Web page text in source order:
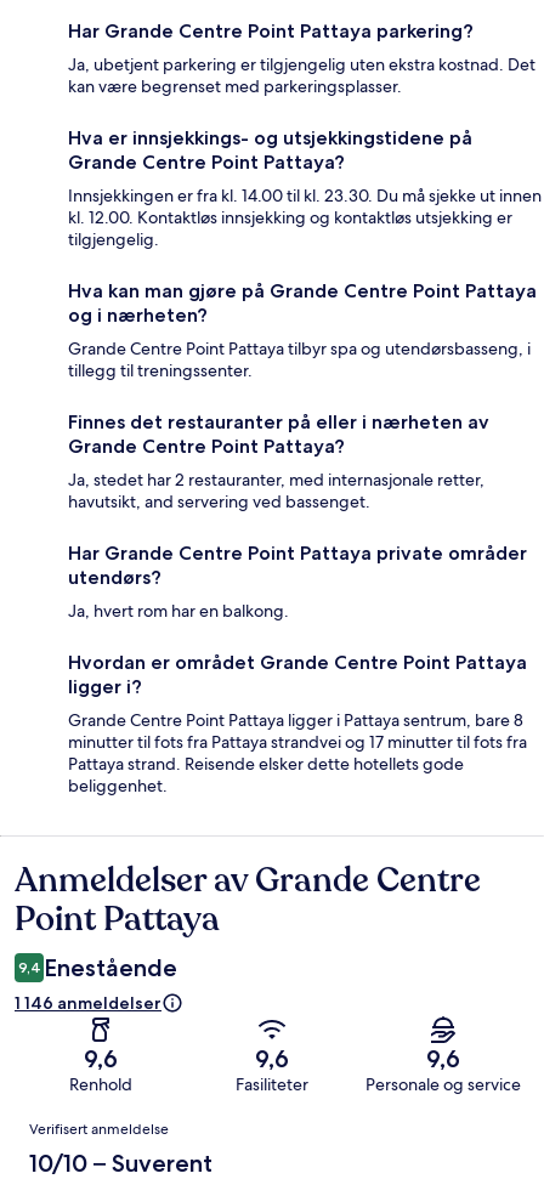
Har Grande Centre Point Pattaya parkering?
Ja, ubetjent parkering er tilgjengelig uten ekstra kostnad. Det
kan være begrenset med parkeringsplasser.
Hva er innsjekkings- og utsjekkingstidene på
Grande Centre Point Pattaya?
Innsjekkingen er fra kl. 14.00 til kl. 23.30. Du må sjekke ut innen
kl. 12.00. Kontaktløs innsjekking og kontaktløs utsjekking er
tilgjengelig.
Hva kan man gjøre på Grande Centre Point Pattaya
og i nærheten?
Grande Centre Point Pattaya tilbyr spa og utendørsbasseng, i
tillegg til treningssenter.
Finnes det restauranter på eller i nærheten av
Grande Centre Point Pattaya?
Ja, stedet har 2 restauranter, med internasjonale retter,
havutsikt, and servering ved bassenget.
Har Grande Centre Point Pattaya private områder
utendørs?
Ja, hvert rom har en balkong.
Hvordan er området Grande Centre Point Pattaya
ligger i?
Grande Centre Point Pattaya ligger i Pattaya sentrum, bare 8
minutter til fots fra Pattaya strandvei og 17 minutter til fots fra
Pattaya strand. Reisende elsker dette hotellets gode
beliggenhet.
Anmeldelser
Anmeldelser av Grande Centre
Point Pattaya
9,4 Enestående
1 146 anmeldelser
9,6
Renhold
9,6
Fasiliteter
9,6
Personale og service
Anmeldelser
Verifisert anmeldelse
10/10 – Suverent